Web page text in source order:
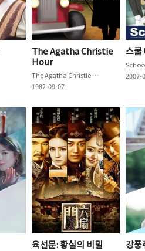
The Agatha Christie
Hour
The Agatha Christie Hour
1982-09-07
스쿨
2007-
육선문: 황실의 비밀 강풍